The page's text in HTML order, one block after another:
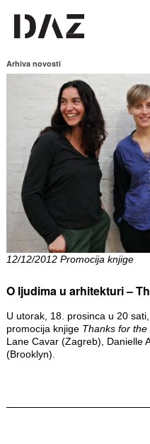
Arhiva novosti
12/12/2012 Promocija knjige
O ljudima u arhitekturi –
U utorak, 18. prosinca u 20
promocija knjige Thanks for the
Lane Cavar (Zagreb), Danielle
(Brooklyn).